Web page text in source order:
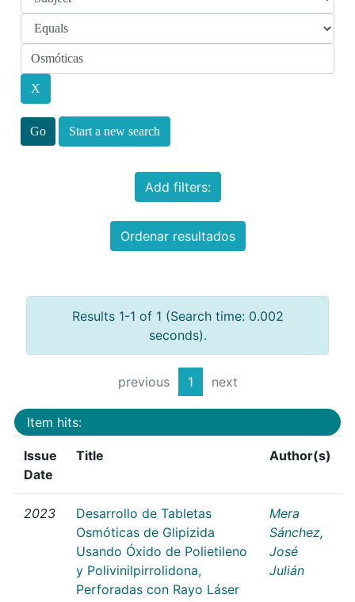
Start a new search
Add filters:
Ordenar resultados
Results 1-1 of 1 (Search time: 0.002
seconds).
previous 1 next
Item hits:
Issue
Date
Title Author(s)
2023
Desarrollo de Tabletas
Osmóticas de Glipizida
Usando Óxido de Polietileno
y Polivinilpirrolidona,
Perforadas con Rayo Láser
Mera
Sánchez,
José
Julián